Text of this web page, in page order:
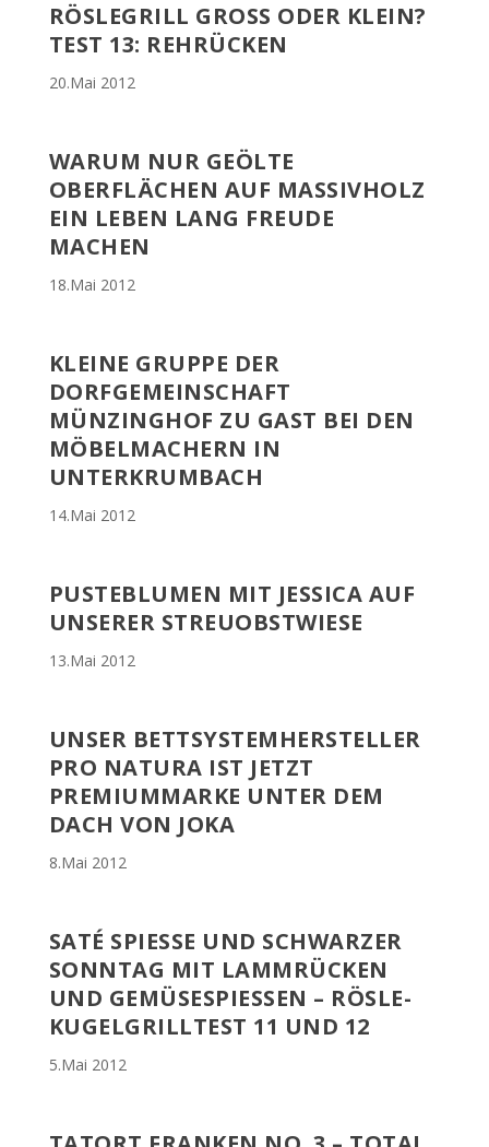
RÖSLEGRILL GROSS ODER KLEIN? T
EST 13: REHRÜCKEN
20.Mai 2012
WARUM NUR GEÖLTE
OBERFLÄCHEN AUF MASSIVHOLZ
EIN LEBEN LANG FREUDE
MACHEN
18.Mai 2012
KLEINE GRUPPE DER
DORFGEMEINSCHAFT
MÜNZINGHOF ZU GAST BEI DEN
MÖBELMACHERN IN
UNTERKRUMBACH
14.Mai 2012
PUSTEBLUMEN MIT JESSICA AUF
UNSERER STREUOBSTWIESE
13.Mai 2012
UNSER BETTSYSTEMHERSTELLER
PRO NATURA IST JETZT
PREMIUMMARKE UNTER DEM
DACH VON JOKA
8.Mai 2012
SATÉ SPIESSE UND SCHWARZER S
ONNTAG MIT LAMMRÜCKEN U
ND GEMÜSESPIESSEN – RÖSLE-KU
GELGRILLTEST 11 UND 12
5.Mai 2012